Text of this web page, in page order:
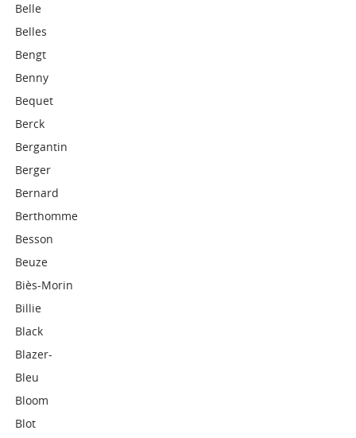
Belle
Belles
Bengt
Benny
Bequet
Berck
Bergantin
Berger
Bernard
Berthomme
Besson
Beuze
Biès-Morin
Billie
Black
Blazer-
Bleu
Bloom
Blot